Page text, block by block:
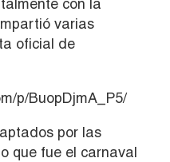
con la
varias
oficial de
p/BuopDjmA_P5/
por las
que fue el carnaval